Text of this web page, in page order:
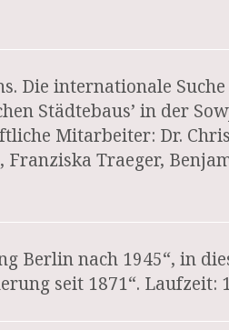
Die internationale
Städtebaus’ in der
Mitarbeiter: Dr.
Traeger,
Berlin nach 1945“, in
seit 1871“. Laufzeit: